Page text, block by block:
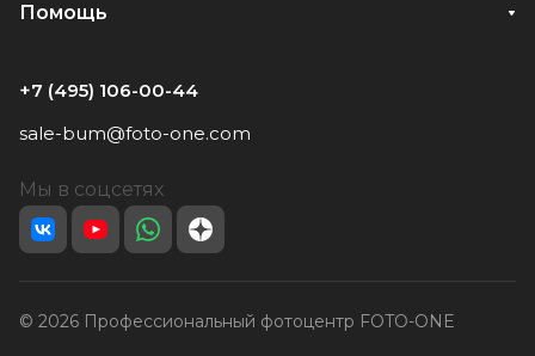
Помощь
+7 (495) 106-00-44
sale-bum@foto-one.com
Мы в соцсетях
© 2026 Профессиональный фотоцентр FOTO-ONE